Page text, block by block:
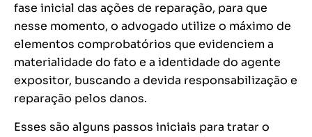
fase inicial das ações de reparação, para que
nesse momento, o advogado utilize o máximo de
elementos comprobatórios que evidenciem a
materialidade do fato e a identidade do agente
expositor, buscando a devida responsabilização e
reparação pelos danos.
Esses são alguns passos iniciais para tratar o